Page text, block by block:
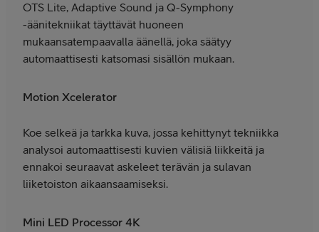
OTS Lite, Adaptive Sound ja Q-Symphony
-äänitekniikat täyttävät huoneen
mukaansatempaavalla äänellä, joka säätyy
automaattisesti katsomasi sisällön mukaan.
Motion Xcelerator
Koe selkeä ja tarkka kuva, jossa kehittynyt tekniikka
analysoi automaattisesti kuvien välisiä liikkeitä ja
ennakoi seuraavat askeleet terävän ja sulavan
liiketoiston aikaansaamiseksi.
Mini LED Processor 4K